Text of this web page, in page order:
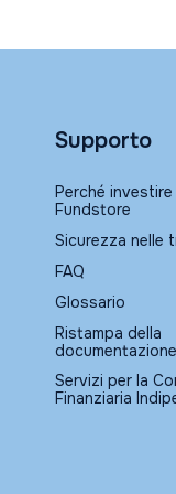
Supporto
Perché
Fundstore
Sicurezza nelle
FAQ
Glossario
Ristampa della
documentazione
Servizi per la
Finanziaria